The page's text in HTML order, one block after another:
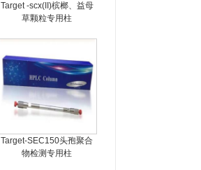
Target -scx(II)槟榔、益母
草颗粒专用柱
Target-SEC150头孢聚合
物检测专用柱